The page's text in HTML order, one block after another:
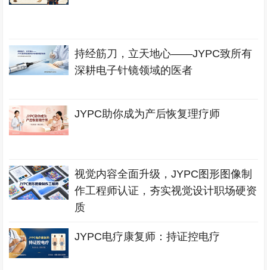
持经筋刀，立天地心——JYPC致所有
深耕电子针镜领域的医者
JYPC助你成为产后恢复理疗师
视觉内容全面升级，JYPC图形图像制
作工程师认证，夯实视觉设计职场硬资
质
JYPC电疗康复师：持证控电疗